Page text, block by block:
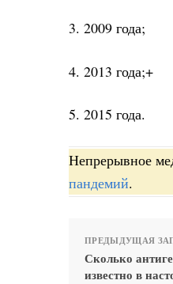
3. 2009 года;
4. 2013 года;+
5. 2015 года.
Непрерывное
пандемий.
ПРЕДЫДУЩАЯ
Сколько
известно в